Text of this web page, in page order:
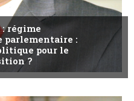
: régime
parlementaire :
pour le
?